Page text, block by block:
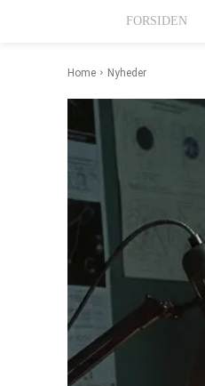
FORSIDEN
Home Nyheder